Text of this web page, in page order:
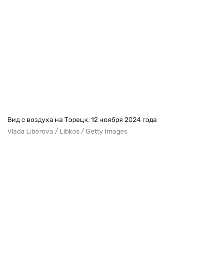
Вид с воздуха на Торецк, 12 ноября 2024 года
Vlada Liberova / Libkos / Getty Images